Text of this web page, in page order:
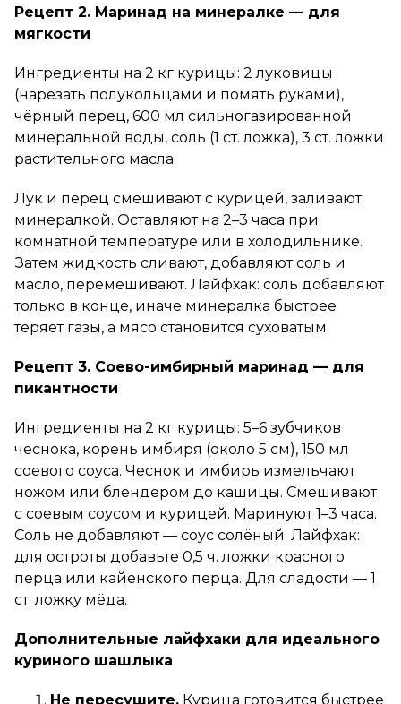
Рецепт 2. Маринад на минералке — для
мягкости
Ингредиенты на 2 кг курицы: 2 луковицы
(нарезать полукольцами и помять руками),
чёрный перец, 600 мл сильногазированной
минеральной воды, соль (1 ст. ложка), 3 ст. ложки
растительного масла.
Лук и перец смешивают с курицей, заливают
минералкой. Оставляют на 2–3 часа при
комнатной температуре или в холодильнике.
Затем жидкость сливают, добавляют соль и
масло, перемешивают. Лайфхак: соль добавляют
только в конце, иначе минералка быстрее
теряет газы, а мясо становится суховатым.
Рецепт 3. Соево-имбирный маринад — для
пикантности
Ингредиенты на 2 кг курицы: 5–6 зубчиков
чеснока, корень имбиря (около 5 см), 150 мл
соевого соуса. Чеснок и имбирь измельчают
ножом или блендером до кашицы. Смешивают
с соевым соусом и курицей. Маринуют 1–3 часа.
Соль не добавляют — соус солёный. Лайфхак:
для остроты добавьте 0,5 ч. ложки красного
перца или кайенского перца. Для сладости — 1
ст. ложку мёда.
Дополнительные лайфхаки для идеального
куриного шашлыка
Не пересушите. Курица готовится быстрее